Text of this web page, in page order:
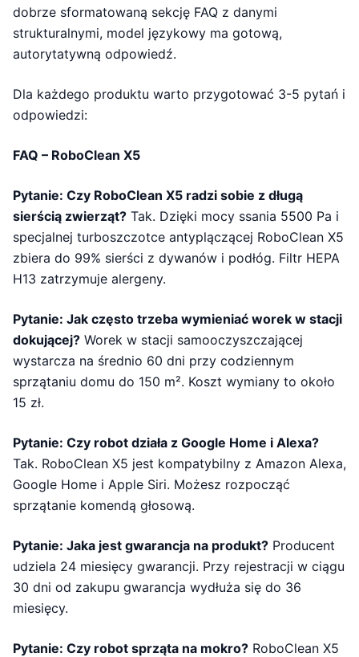
dobrze sformatowaną sekcję FAQ z danymi
strukturalnymi, model językowy ma gotową,
autorytatywną odpowiedź.
Dla każdego produktu warto przygotować 3-5 pytań i
odpowiedzi:
FAQ – RoboClean X5
Pytanie: Czy RoboClean X5 radzi sobie z długą
sierścią zwierząt? Tak. Dzięki mocy ssania 5500 Pa i
specjalnej turboszczotce antyplączącej RoboClean X5
zbiera do 99% sierści z dywanów i podłóg. Filtr HEPA
H13 zatrzymuje alergeny.
Pytanie: Jak często trzeba wymieniać worek w stacji
dokującej? Worek w stacji samooczyszczającej
wystarcza na średnio 60 dni przy codziennym
sprzątaniu domu do 150 m². Koszt wymiany to około
15 zł.
Pytanie: Czy robot działa z Google Home i Alexa?
Tak. RoboClean X5 jest kompatybilny z Amazon Alexa,
Google Home i Apple Siri. Możesz rozpocząć
sprzątanie komendą głosową.
Pytanie: Jaka jest gwarancja na produkt? Producent
udziela 24 miesięcy gwarancji. Przy rejestracji w ciągu
30 dni od zakupu gwarancja wydłuża się do 36
miesięcy.
Pytanie: Czy robot sprząta na mokro? RoboClean X5